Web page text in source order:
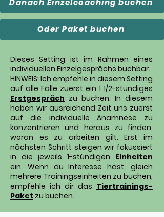
Danach Einzelcoaching buchen
Oder Paket buchen
Dieses Setting ist im Rahmen eines
individuellen Einzelgesprächs buchbar.
HINWEIS: Ich empfehle in diesem Setting
auf alle Fälle zuerst ein 1 1/2-stündiges
Erstgespräch zu buchen. In diesem
haben wir ausreichend Zeit uns zuerst
auf die individuelle Anamnese zu
konzentrieren und heraus zu finden,
woran es zu arbeiten gilt. Erst im
nächsten Schritt steigen wir fokussiert
in die jeweils 1-stündigen Einheiten
ein. Wenn du Interesse hast, gleich
mehrere Trainingseinheiten zu buchen,
empfehle ich dir das Tiertrainings-
Paket zu buchen.